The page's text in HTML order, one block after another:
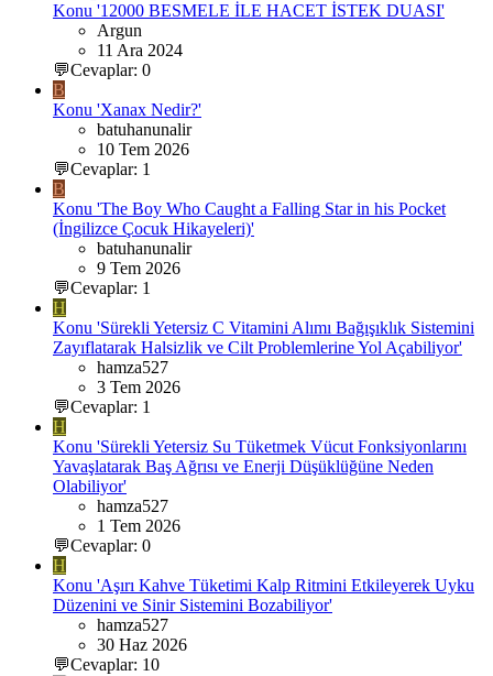
Konu '12000 BESMELE İLE HACET İSTEK DUASI'
Argun
11 Ara 2024
💬Cevaplar: 0
B
Konu 'Xanax Nedir?'
batuhanunalir
10 Tem 2026
💬Cevaplar: 1
B
Konu 'The Boy Who Caught a Falling Star in his Pocket
(İngilizce Çocuk Hikayeleri)'
batuhanunalir
9 Tem 2026
💬Cevaplar: 1
H
Konu 'Sürekli Yetersiz C Vitamini Alımı Bağışıklık Sistemini
Zayıflatarak Halsizlik ve Cilt Problemlerine Yol Açabiliyor'
hamza527
3 Tem 2026
💬Cevaplar: 1
H
Konu 'Sürekli Yetersiz Su Tüketmek Vücut Fonksiyonlarını
Yavaşlatarak Baş Ağrısı ve Enerji Düşüklüğüne Neden
Olabiliyor'
hamza527
1 Tem 2026
💬Cevaplar: 0
H
Konu 'Aşırı Kahve Tüketimi Kalp Ritmini Etkileyerek Uyku
Düzenini ve Sinir Sistemini Bozabiliyor'
hamza527
30 Haz 2026
💬Cevaplar: 10